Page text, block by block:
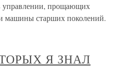
управлении, прощающих
машины старших поколений.
Я ЗНАЛ